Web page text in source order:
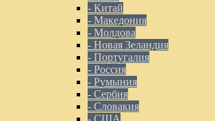
- Китай
- Македония
- Молдова
- Новая Зеландия
- Португалия
- Россия
- Румыния
- Сербия
- Словакия
- США